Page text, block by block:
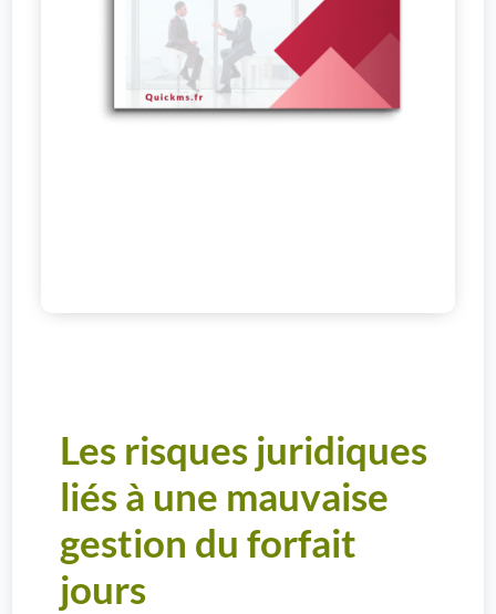
Les risques juridiques
liés à une mauvaise
gestion du forfait
jours